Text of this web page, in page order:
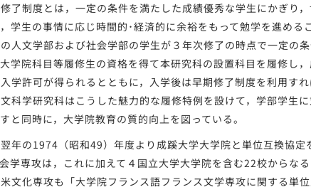
了制度とは，一定の条件を満たした成績優秀な学生にかぎり
学生の事情に応じ時間的･経済的に余裕をもって勉学を進め
人文学部および社会学部の学生が３年次修了の時点で一定の
学院科目等履修生の資格を得て本研究科の設置科目を履修し
学許可が得られるとともに，入学後は早期修了制度を利用す
科学研究科はこうした魅力的な履修特例を設けて，学部学生
と同時に，大学院教育の質的向上を図っている。
年の1974（昭和49）年度より成蹊大学大学院と単位互換協
学専攻は，これに加えて４国立大学大学院を含む22校からな
文化専攻も「大学院フランス語フランス文学専攻に関する単